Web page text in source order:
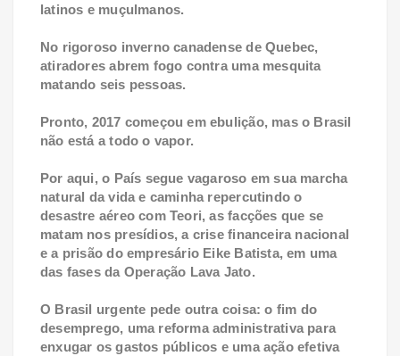
latinos e muçulmanos.
No rigoroso inverno canadense de Quebec,
atiradores abrem fogo contra uma mesquita
matando seis pessoas.
Pronto, 2017 começou em ebulição, mas o Brasil
não está a todo o vapor.
Por aqui, o País segue vagaroso em sua marcha
natural da vida e caminha repercutindo o
desastre aéreo com Teori, as facções que se
matam nos presídios, a crise financeira nacional
e a prisão do empresário Eike Batista, em uma
das fases da Operação Lava Jato.
O Brasil urgente pede outra coisa: o fim do
desemprego, uma reforma administrativa para
enxugar os gastos públicos e uma ação efetiva